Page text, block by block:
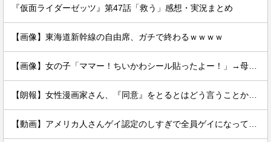
『仮面ライダーゼッツ』第47話「救う」感想・実況まとめ
【画像】東海道新幹線の自由席、ガチで終わるｗｗｗｗ